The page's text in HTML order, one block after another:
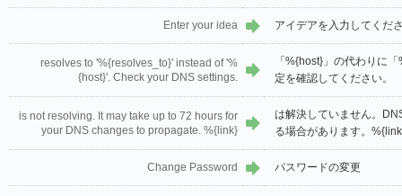
Enter your idea アイデアを入力してくだ
resolves to '%{resolves_to}' instead of '%
{host}'. Check your DNS settings.
「%{host}」の代わりに
定を確認してください。
is not resolving. It may take up to 72 hours for
your DNS changes to propagate. %{link}
は解決していません。
る場合があります。
Change Password パスワードの変更